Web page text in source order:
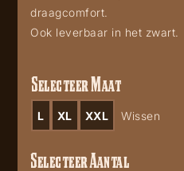
draagcomfort.
Ook leverbaar in het zwart.
Selecteer Maat
L XL XXL Wissen
Dames
Selecteer Aantal